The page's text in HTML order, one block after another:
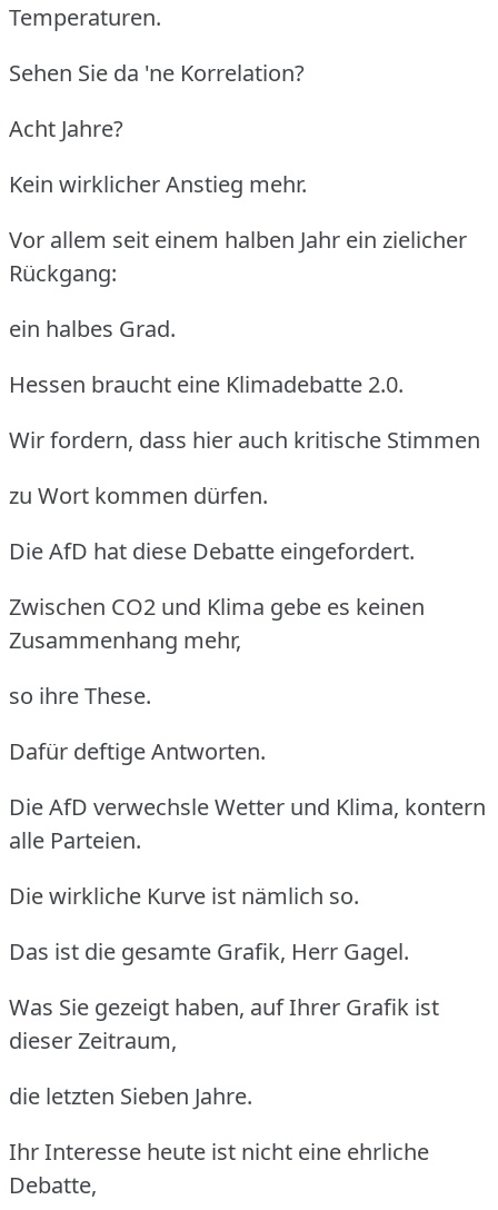
Temperaturen.
Sehen Sie da 'ne Korrelation?
Acht Jahre?
Kein wirklicher Anstieg mehr.
Vor allem seit einem halben Jahr ein zielicher
Rückgang:
ein halbes Grad.
Hessen braucht eine Klimadebatte 2.0.
Wir fordern, dass hier auch kritische Stimmen
zu Wort kommen dürfen.
Die AfD hat diese Debatte eingefordert.
Zwischen CO2 und Klima gebe es keinen
Zusammenhang mehr,
so ihre These.
Dafür deftige Antworten.
Die AfD verwechsle Wetter und Klima, kontern
alle Parteien.
Die wirkliche Kurve ist nämlich so.
Das ist die gesamte Grafik, Herr Gagel.
Was Sie gezeigt haben, auf Ihrer Grafik ist
dieser Zeitraum,
die letzten Sieben Jahre.
Ihr Interesse heute ist nicht eine ehrliche
Debatte,